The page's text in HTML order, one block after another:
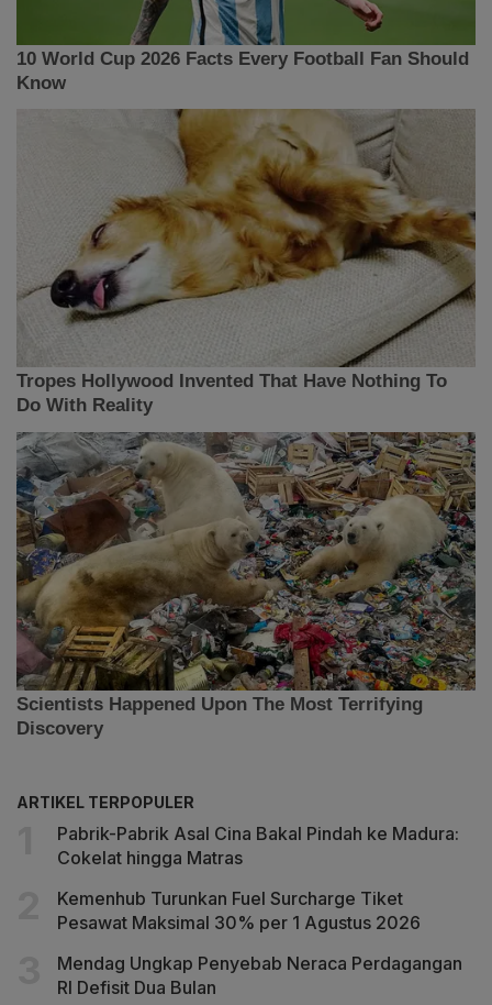
ARTIKEL TERPOPULER
Pabrik-Pabrik Asal Cina Bakal Pindah ke Madura:
Cokelat hingga Matras
Kemenhub Turunkan Fuel Surcharge Tiket
Pesawat Maksimal 30% per 1 Agustus 2026
Mendag Ungkap Penyebab Neraca Perdagangan
RI Defisit Dua Bulan